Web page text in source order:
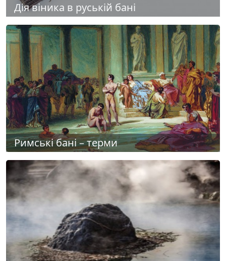
Дія віника в руській бані
Римські бані – терми